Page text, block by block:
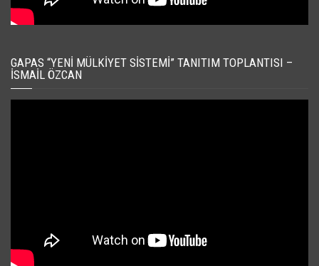
GAPAS “YENI MÜLKIYET SISTEMI” TANITIM TOPLANTISI –
İSMAIL ÖZCAN